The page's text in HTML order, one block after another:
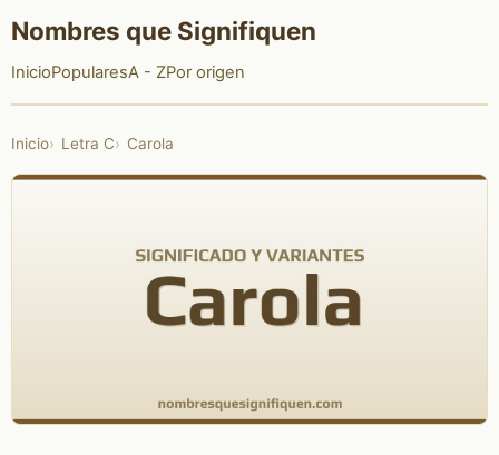
Nombres que Signifiquen
InicioPopularesA - ZPor origen
Inicio Letra C Carola